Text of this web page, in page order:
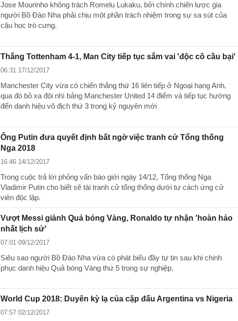
Jose Mourinho không trách Romelu Lukaku, bởi chính chiến lược gia
người Bồ Đào Nha phải chịu một phần trách nhiệm trong sự sa sút của
cậu học trò cưng.
Thắng Tottenham 4-1, Man City tiếp tục sắm vai 'độc cô cầu bại'
06:31 17/12/2017
Manchester City vừa có chiến thắng thứ 16 liên tiếp ở Ngoại hạng Anh,
qua đó bỏ xa đội nhì bảng Manchester United 14 điểm và tiếp tục hướng
đến danh hiệu vô địch thứ 3 trong kỷ nguyên mới
Ông Putin đưa quyết định bất ngờ việc tranh cử Tổng thống
Nga 2018
16:46 14/12/2017
Trong cuộc trả lời phỏng vấn báo giới ngày 14/12, Tổng thống Nga
Vladimir Putin cho biết sẽ tái tranh cử tổng thống dưới tư cách ứng cử
viên độc lập.
Vượt Messi giành Quả bóng Vàng, Ronaldo tự nhận 'hoàn hảo
nhất lịch sử'
07:01 09/12/2017
Siêu sao người Bồ Đào Nha vừa có phát biểu đầy tự tin sau khi chinh
phục danh hiệu Quả bóng Vàng thứ 5 trong sự nghiệp.
World Cup 2018: Duyên kỳ lạ của cặp đấu Argentina vs Nigeria
07:57 02/12/2017